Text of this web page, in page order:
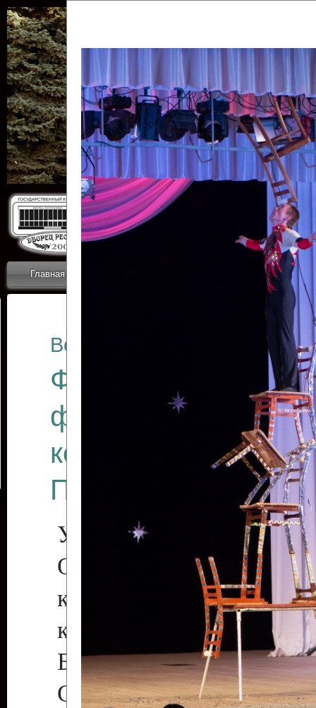
Главная Новости
ОТЧЕТЫ ГКЦ
Все отчеты
Финал
фестиваля
коллективов
Приднестровского
Участники фестиваля:
Образцовый
коллектив
культуры с.
Бендеры ,
Светлана Георгиевна